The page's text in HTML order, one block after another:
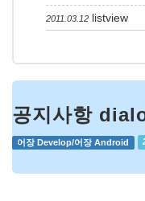
2011.03.12 listview
공지사항
어장 Develop/어장 Android